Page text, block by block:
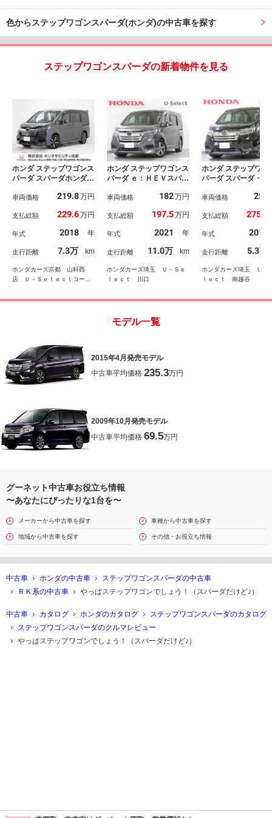
色からステップワゴンスパーダ(ホンダ)の中古車を探す
ステップワゴンスパーダの新着物件を見る
ホンダ ステップワゴンス
パーダ スパーダホンダセ
ー 禁煙車 １１．６後
正ナビ ＥＴＣ バック
ド アダプティブクルー
ズコントロール Ｂｌｕ
ｅｔｏｏｔｈ パドルシ
フト ハンズフリースラ
イドドア ３列
車両価格 219.8万円
支払総額 229.6万円
年式 2018 年
走行距離 7.3万 km
ホンダカーズ京都 山科西
店 Ｕ－Ｓｅｌｅｃｔコーナ
近畿
ホンダ ステップワゴンス
パーダ ｅ：ＨＥＶスパー
禁煙 ワンオーナー わ
ンチナビ Ｂｌｕｅｔｏ
０ リアカメラ リア席
モニター ＬＥＤヘッド
ライト 両側電動スライ
ドドア ロールサンシェ
ード 充電用ＵＳＢジャ
車両価格 182万円
支払総額 197.5万円
年式 2021 年
走行距離 11.0万 km
ホンダカーズ埼玉 Ｕ－Ｓｅ
ｌｅｃｔ 川口
ホンダ ステップワゴ
パーダ スパーダ・ク
ング 禁煙車 ９イ
ュージックサーバ
Ｂ フルセグ リア
ラ ＥＴＣ スマー
ー シートヒータ
イドカーテンエアバ
グ 両側電動ドア
Ｄ ＡＢＳ
車両価格 259
支払総額 275.7
年式 2018
走行距離 5.3万
ホンダカーズ埼玉 Ｕ－
ｌｅｃｔ 南越谷
モデル一覧
2015年4月発売モデル
中古車平均価格 235.3万円
2009年10月発売モデル
中古車平均価格 69.5万円
グーネット中古車お役立ち情報
〜あなたにぴったりな1台を〜
メーカーから中古車を探す 車種から中古車を探す
地域から中古車を探す その他・お役立ち情報
中古車 ホンダの中古車
ステップワゴンスパーダの中古車
ＲＫ系の中古車
やっぱステップワゴンでしょう！（スパーダだけど♪）
中古車 カタログ ホンダのカタログ
ステップワゴンスパーダのカタログ
ステップワゴンスパーダのクルマレビュー
やっぱステップワゴンでしょう！（スパーダだけど♪）